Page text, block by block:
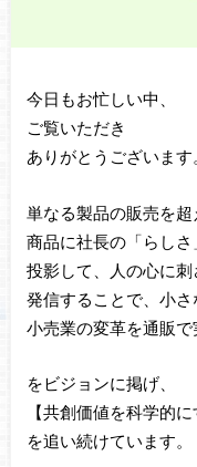
今日もお忙しい中、
ご覧いただき
ありがとうございます
単なる製品の販売を超
商品に社長の「らし
投影して、人の心に
発信することで、小さ
小売業の変革を通販で
をビジョンに掲げ、
【共創価値を科学的
を追い続けています。